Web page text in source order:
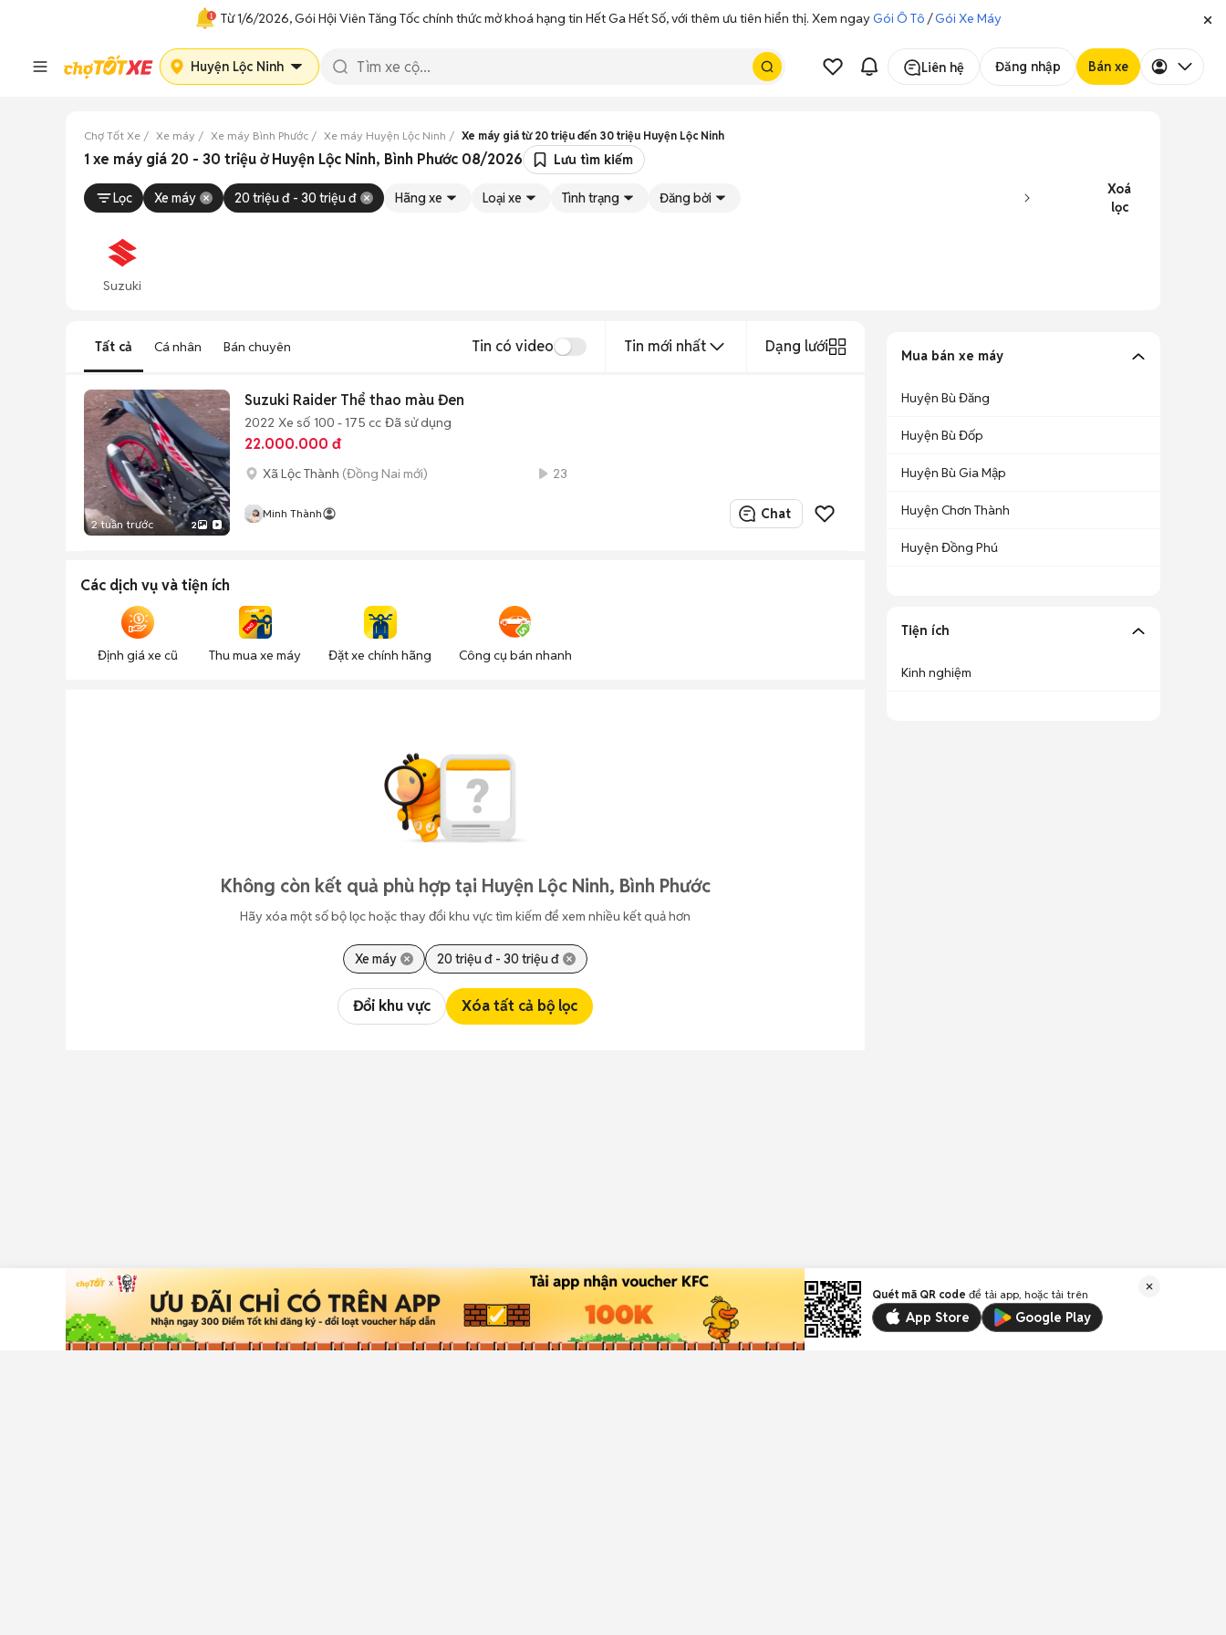
Từ 1/6/2026, Gói Hội Viên Tăng Tốc chính thức mở khoá hạng tin Hết Ga Hết Số, với thêm ưu tiên hiển thị. Xem ngayGói Ô Tô /Gói Xe Máy
Huyện Lộc Ninh Liên hệ Đăng nhập Bán xe
Chợ Tốt Xe Xe máy Xe máy Bình Phước Xe máy Huyện Lộc Ninh Xe máy giá từ 20 triệu đến 30 triệu Huyện Lộc Ninh
1 xe máy giá 20 - 30 triệu ở Huyện Lộc Ninh, Bình Phước 08/2026 Lưu tìm kiếm
Lọc Xe máy 20 triệu đ - 30 triệu đ Hãng xe Loại xe Tình trạng Đăng bởi
Xoá
lọc
Suzuki
Tất cả Cá nhân Bán chuyên Tin có video Tin mới nhất Dạng lưới
2 tuần trước 2
Suzuki Raider Thể thao màu Đen
2022 Xe số 100 - 175 cc Đã sử dụng
22.000.000 đ
Xã Lộc Thành (Đồng Nai mới) 23
Minh Thành Chat
Các dịch vụ và tiện ích
Định giá xe cũ Thu mua xe máy Đặt xe chính hãng Công cụ bán nhanh
Không còn kết quả phù hợp tại Huyện Lộc Ninh, Bình Phước
Hãy xóa một số bộ lọc hoặc thay đổi khu vực tìm kiếm để xem nhiều kết quả hơn
Xe máy 20 triệu đ - 30 triệu đ
Đổi khu vực Xóa tất cả bộ lọc
Mua bán xe máy
Huyện Bù Đăng
Huyện Bù Đốp
Huyện Bù Gia Mập
Huyện Chơn Thành
Huyện Đồng Phú
Tiện ích
Kinh nghiệm
Quét mã QR code để tải app, hoặc tải trên
App Store Google Play